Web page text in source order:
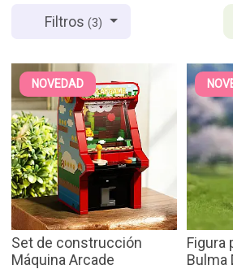
Filtros(3)
NOVEDAD
Set de construcción
Máquina Arcade
Figura
Bulma